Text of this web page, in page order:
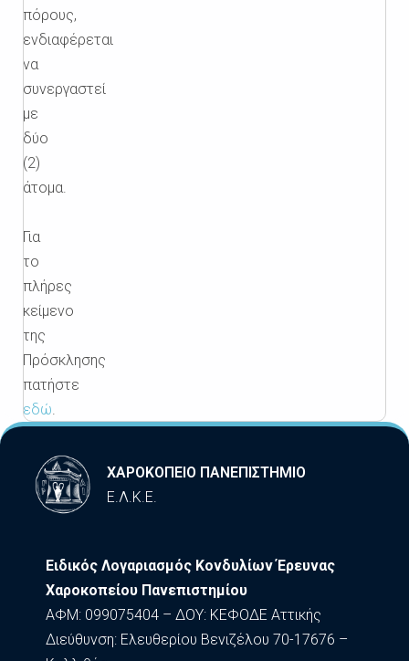
πόρους,
ενδιαφέρεται
να
συνεργαστεί
με
δύο
(2)
άτομα.
Για
το
πλήρες
κείμενο
της
Πρόσκλησης
πατήστε
εδώ.
ΧΑΡΟΚΟΠΕΙΟ ΠΑΝΕΠΙΣΤΗΜΙΟ
Ε.Λ.Κ.Ε.
Ειδικός Λογαριασμός Κονδυλίων Έρευνας
Χαροκοπείου Πανεπιστημίου
ΑΦΜ: 099075404 – ΔΟΥ: ΚΕΦΟΔΕ Αττικής
Διεύθυνση: Ελευθερίου Βενιζέλου 70-17676 –